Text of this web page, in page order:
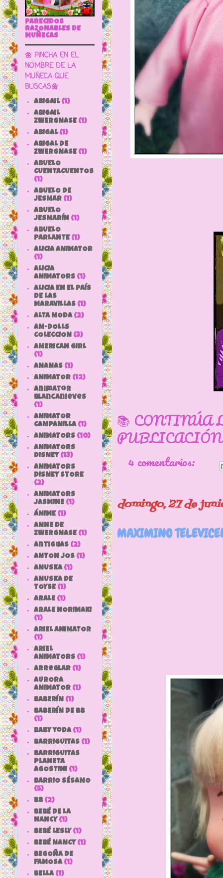
📚 CONTINÚA
4 comentarios:
domingo, 27 de
MAXIMINO
PARECIDOS
RAZONABLES DE
MUÑECAS
🌼 PINCHA EN EL
NOMBRE DE LA
MUÑECA QUE
BUSCAS🌼
ABIGAIL (1)
ABIGAIL
ZWERGNASE (1)
ABIGAL (1)
ABIGAL DE
ZWERGNASE (1)
ABUELO
CUENTACUENTOS
(1)
ABUELO DE
JESMAR (1)
ABUELO
JESMARÍN (1)
ABUELO
PARLANTE (1)
ALICIA ANIMATOR
(1)
ALICIA
ANIMATORS (1)
ALICIA EN EL PAÍS
DE LAS
MARAVILLAS (1)
ALTA MODA (2)
AM-DOLLS
COLECCION (3)
AMERICAN GIRL
(1)
ANANAS (1)
ANIMATOR (12)
animator
blancanieves
(1)
ANIMATOR
CAMPANILLA (1)
ANIMATORS (10)
ANIMATORS
DISNEY (13)
ANIMATORS
DISNEY STORE
(2)
ANIMATORS
JASMINE (1)
ÁNIME (1)
ANNE DE
ZWERGNASE (1)
antiguas (2)
ANTON JOS (1)
ANUSKA (1)
ANUSKA DE
TOYSE (1)
ARALE (1)
ARALE NORIMAKI
(1)
ARIEL ANIMATOR
(1)
ARIEL
ANIMATORS (1)
arreglar (1)
AURORA
ANIMATOR (1)
BABERÍN (1)
BABERÍN DE BB
(1)
baby yoda (1)
BARRIGUITAS (1)
BARRIGUITAS
PLANETA
AGOSTINI (1)
BARRIO SÉSAMO
(5)
bb (2)
BEBÉ DE LA
NANCY (1)
BEBÉ LESLY (1)
BEBÉ NANCY (1)
BEGOÑA DE
FAMOSA (1)
BELLA (1)